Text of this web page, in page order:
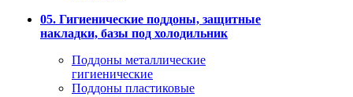
05. Гигиенические поддоны, защитные
накладки, базы под холодильник
Поддоны металлические
гигиенические
Поддоны пластиковые